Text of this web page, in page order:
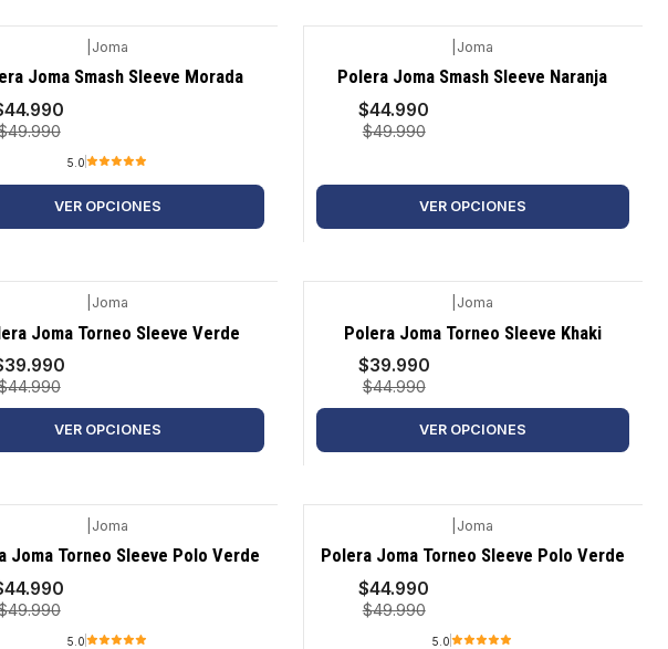
Joma
Joma Smash Sleeve Morada
5.0
VER OPCIONES
-10%
Joma
Polera Joma Smash Sleeve Naranja
$44.990
$49.990
VER OPCIONES
Joma
Joma Torneo Sleeve Verde
VER OPCIONES
-11%
Joma
Polera Joma Torneo Sleeve Khaki
$39.990
$44.990
VER OPCIONES
Joma
Joma Torneo Sleeve Polo Verde
5.0
-10%
Joma
Polera Joma Torneo Sleeve Polo Verde
$44.990
$49.990
5.0